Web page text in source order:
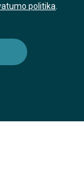
politika